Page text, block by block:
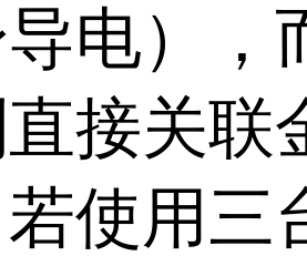
电），
接关联
使用三